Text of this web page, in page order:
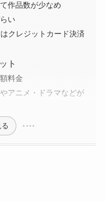
作品数が少なめ
い
クレジットカード決済
ト
料金
アニメ・ドラマなどが